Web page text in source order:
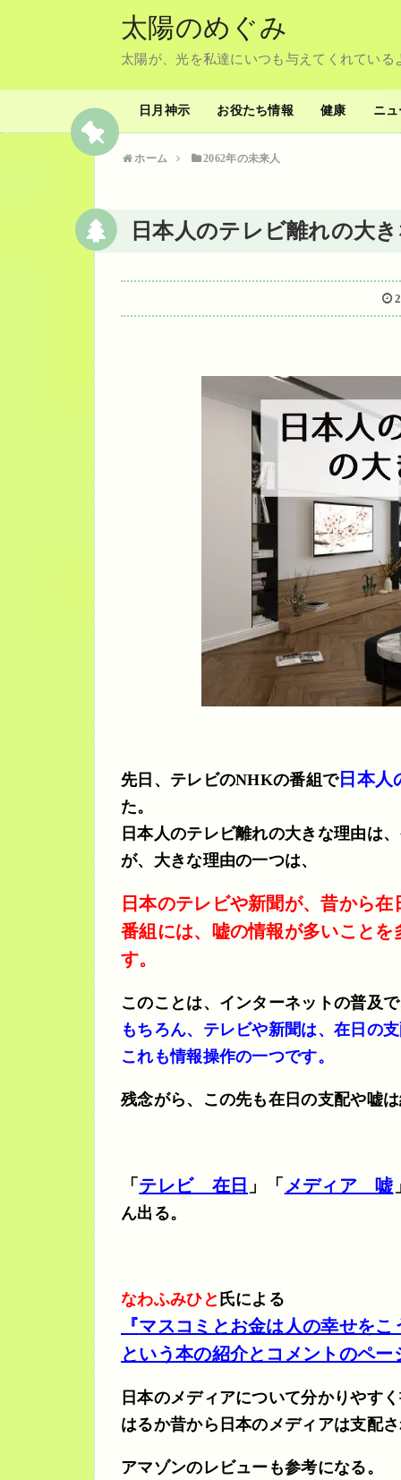
太陽のめぐみ
太陽が、光を私達にいつも与えてくれてい
日月神示 お役たち情報 健康 ニ
ホーム 2062年の未来人
日本人のテレビ離れの大
先日、テレビのNHKの番組で日本人
た。
日本人のテレビ離れの大きな理由は
が、 大きな理由の一つは、
日本のテレビや新聞が、昔から
番組には、嘘の情報が多いこと
す。
このことは、インターネットの普及
もちろん、テレビや新聞は、在日の
これも情報操作の一つです。
残念がら、この先も在日の支配や嘘
「 テレビ 在日 」「 メディア 嘘
ん出る。
なわふみひと 氏による
『マスコミとお金は人の幸せをこ
という本の紹介とコメントのペー
日本のメディアについて分かりやす
はるか昔から日本のメディアは支配
アマゾンのレビューも参考になる。